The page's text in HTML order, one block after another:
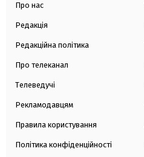
Про нас
Редакція
Редакційна політика
Про телеканал
Телеведучі
Рекламодавцям
Правила користування
Політика конфіденційності